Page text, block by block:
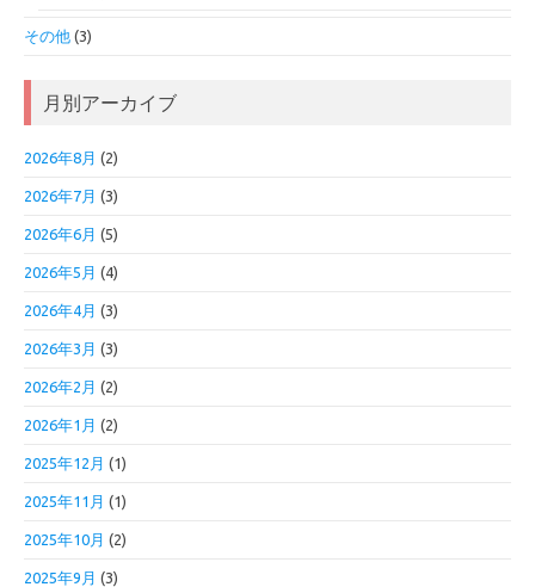
その他 (3)
月別アーカイブ
2026年8月 (2)
2026年7月 (3)
2026年6月 (5)
2026年5月 (4)
2026年4月 (3)
2026年3月 (3)
2026年2月 (2)
2026年1月 (2)
2025年12月 (1)
2025年11月 (1)
2025年10月 (2)
2025年9月 (3)